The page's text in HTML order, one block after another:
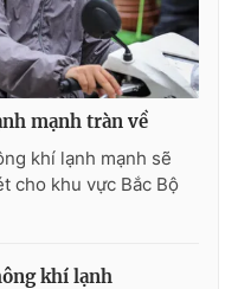
mạnh tràn về
khí lạnh mạnh sẽ
cho khu vực Bắc Bộ
khí lạnh